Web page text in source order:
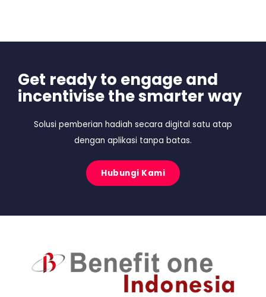
Get ready to engage and
incentivise the smarter way
Solusi pemberian hadiah secara digital satu atap
dengan aplikasi tanpa batas.
Hubungi Kami